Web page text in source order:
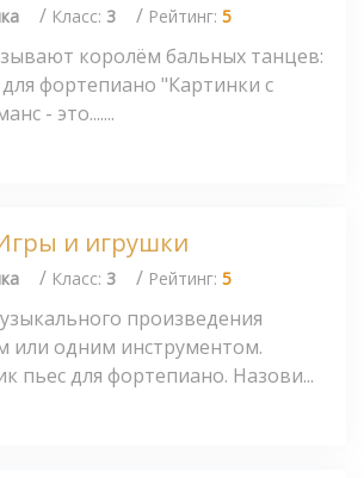
/ Класс: 3 / Рейтинг: 5
королём бальных танцев:
фортепиано "Картинки с
- это.......
и игрушки
/ Класс: 3 / Рейтинг: 5
произведения
или одним инструментом.
пьес для фортепиано. Назови...